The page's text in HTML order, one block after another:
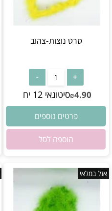
סרט נוצות-צהוב
₪4.90 סיטונאי 12 יח
פרטים נוספים
הוספה לסל
אזל במלאי